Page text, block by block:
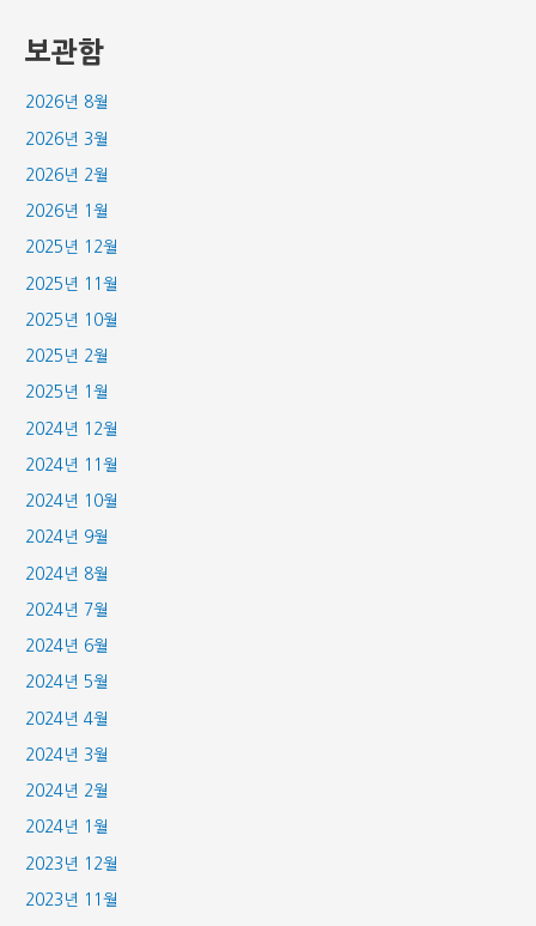
보관함
2026년 8월
2026년 3월
2026년 2월
2026년 1월
2025년 12월
2025년 11월
2025년 10월
2025년 2월
2025년 1월
2024년 12월
2024년 11월
2024년 10월
2024년 9월
2024년 8월
2024년 7월
2024년 6월
2024년 5월
2024년 4월
2024년 3월
2024년 2월
2024년 1월
2023년 12월
2023년 11월